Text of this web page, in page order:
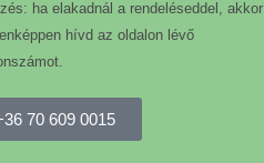
ha elakadnál a rendeléseddel, akkor
hívd az oldalon lévő
70 609 0015